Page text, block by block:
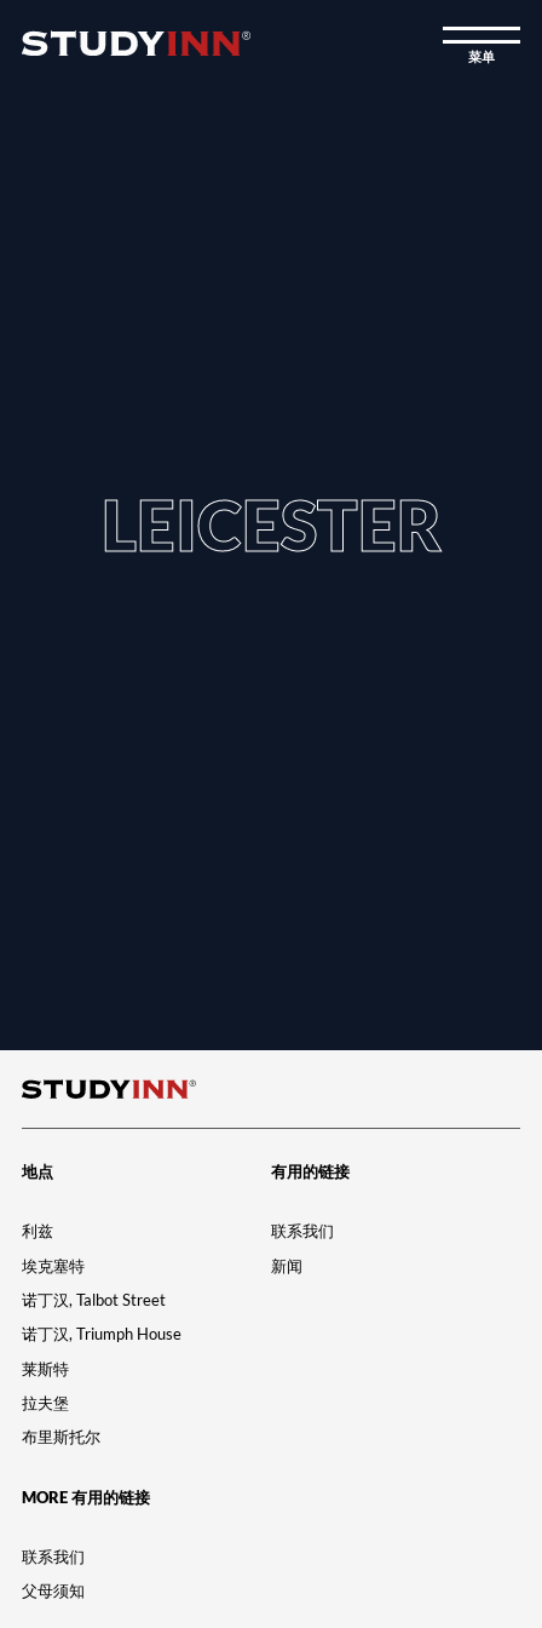
菜单
LEICESTER
地点
利兹
埃克塞特
诺丁汉, Talbot Street
诺丁汉, Triumph House
莱斯特
拉夫堡
布里斯托尔
有用的链接
联系我们
新闻
MORE 有用的链接
联系我们
父母须知